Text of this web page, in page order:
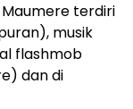
terdiri
musik
flashmob
dan di